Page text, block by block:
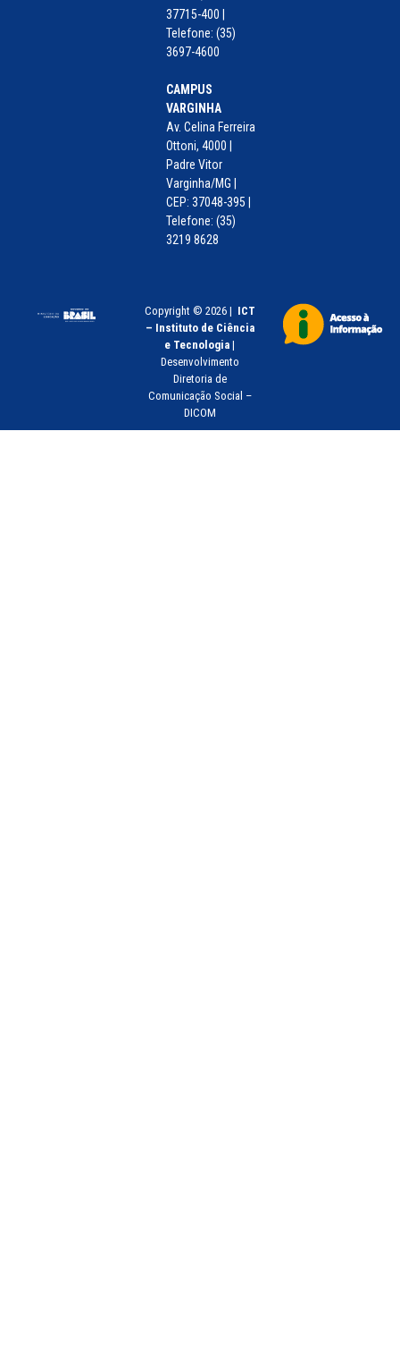
37715-400 |
Telefone: (35)
3697-4600
CAMPUS
VARGINHA
Av. Celina Ferreira
Ottoni, 4000 |
Padre Vitor
Varginha/MG |
CEP: 37048-395 |
Telefone: (35)
3219 8628
Copyright © 2026 | ICT
– Instituto de Ciência
e Tecnologia |
Desenvolvimento
Diretoria de
Comunicação Social –
DICOM